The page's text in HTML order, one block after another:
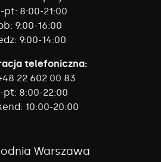
pt: 8:00-21:00
9:00-16:00
9:00-14:00
telefoniczna:
22 602 00 83
pt: 8:00-22:00
10:00-20:00
Warszawa